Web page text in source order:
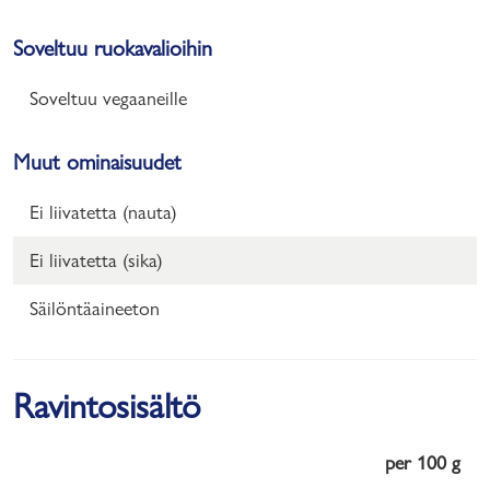
Soveltuu ruokavalioihin
Soveltuu vegaaneille
Muut ominaisuudet
Ei liivatetta (nauta)
Ei liivatetta (sika)
Säilöntäaineeton
Ravintosisältö
per 100 g